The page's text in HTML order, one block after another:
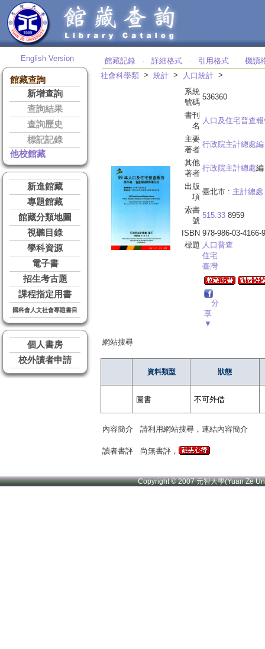
English Version
館藏查詢
新增查詢
查詢結果
查詢歷史
標記記錄
他校館藏
新進館藏
專題館藏
館藏分類地圖
視聽目錄
學科資源
電子書
招生考古題
課程指定用書
國科會人文社會專題書目
個人書房
校外讀者申請
館藏記錄 ‧ 詳細格式 ‧ 引用格式 ‧
機讀
社會科學類 > 統計 > 人口統計 >
系統
號碼
536360
書刊
名
人口及住宅普查
主要
著者
行政院主計總處編
其他
著者
行政院主計總處編
出版
項
臺北市 : 主計總處
索書
號
515.33 8959
ISBN 978-986-03-4166-9
標題 人口普查
住宅
臺灣
分
享
▼
網站搜尋
資料類型 狀態
圖書 不可外借
內容簡介 請利用網站搜尋，連結內容簡介
讀者書評 尚無書評，
Copyright © 2007 元智大學(Yuan Ze